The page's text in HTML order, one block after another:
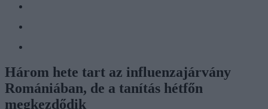
Három hete tart az influenzajárvány
Romániában, de a tanítás hétfőn
megkezdődik